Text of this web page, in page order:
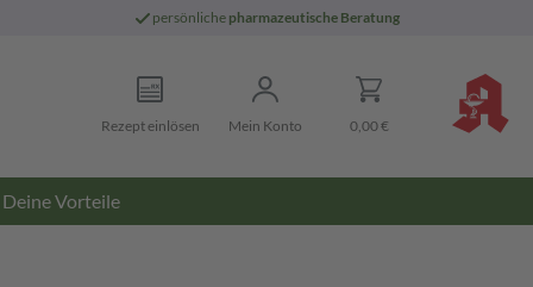
persönliche pharmazeutische Beratung
Rezept einlösen Mein Konto 0,00 €
Deine Vorteile